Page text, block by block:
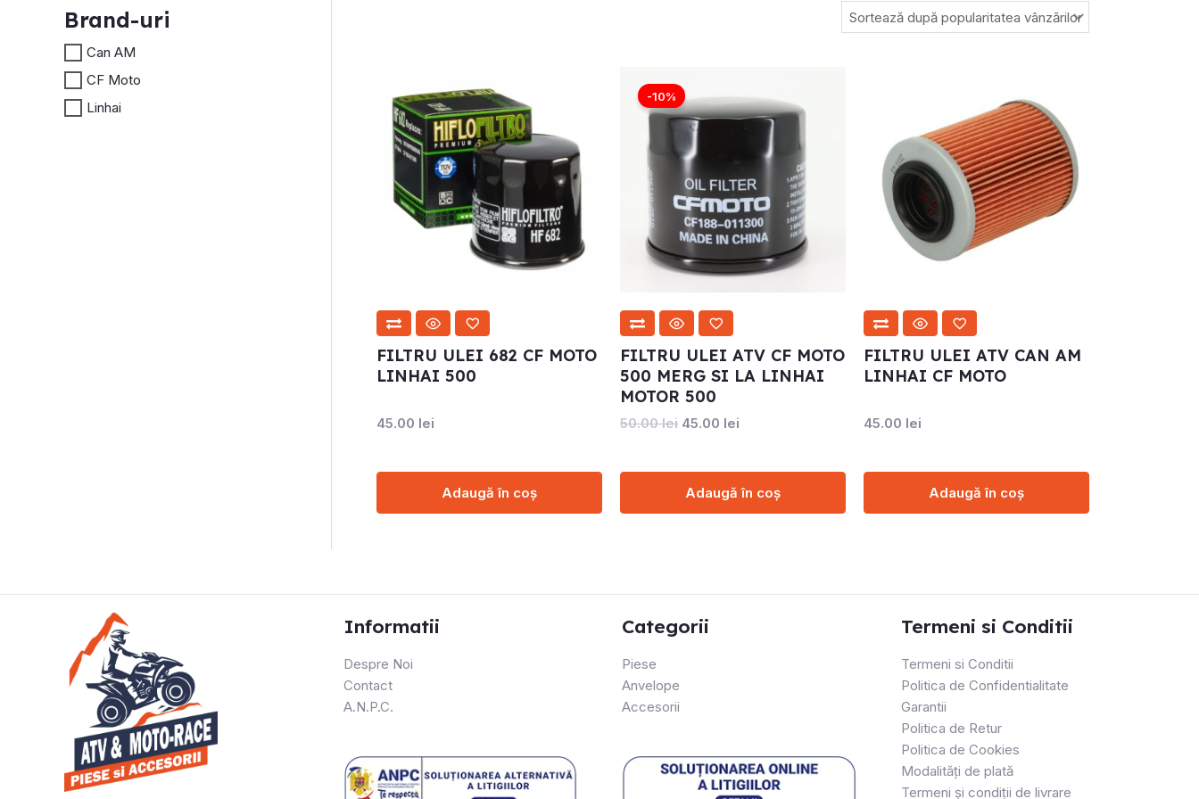
Brand-uri
Can AM
CF Moto
Linhai
FILTRU ULEI 682 CF MOTO
LINHAI 500
45.00 lei
Adaugă în coș
-10%
FILTRU ULEI ATV CF MOTO
500 MERG SI LA LINHAI
MOTOR 500
50.00lei
inițial
a
fost:
50.00 lei.
45.00 lei
este:
45.00 lei.
Adaugă în coș
FILTRU ULEI ATV CAN AM
LINHAI CF MOTO
45.00 lei
Adaugă în coș
Informatii
Despre Noi
Contact
A.N.P.C.
Categorii
Piese
Anvelope
Accesorii
Termeni si Conditii
Termeni si Conditii
Politica de Confidentialitate
Garantii
Politica de Retur
Politica de Cookies
Modalități de plată
Termeni și condiții de livrare